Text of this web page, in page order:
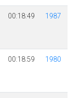
00:18:49 1987
00:18:59 1980